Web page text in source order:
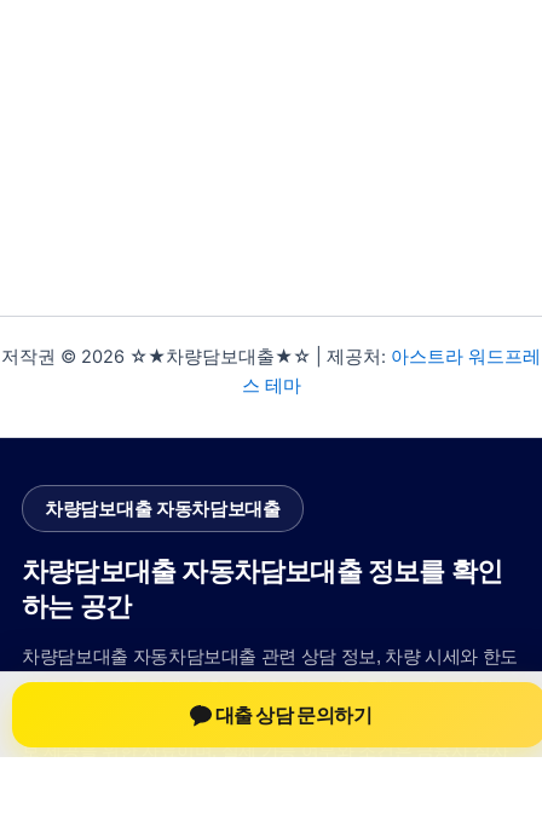
저작권 © 2026 ☆★차량담보대출★☆ | 제공처: 아스트라 워드프레
스 테마
차량담보대출 자동차담보대출
차량담보대출 자동차담보대출 정보를 확인
하는 공간
차량담보대출 자동차담보대출 관련 상담 정보, 차량 시세와 한도
확인 기준, 대출 선택 시 참고할 수 있는 내용을 jiesuoji.org 안에
서 확인할 수 있도록 구성했습니다. 본 사이트의 내용은 일반 정
보 제공을 위한 자료이며, 실제 가능 여부와 조건은 금융사 심사
대출 상담 문의하기